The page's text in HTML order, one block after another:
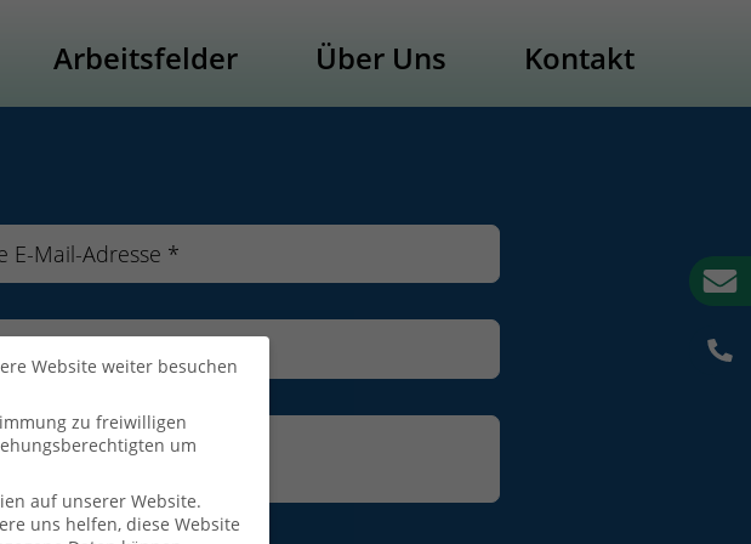
Arbeitsfelder Über Uns Kontakt
Website weiter besuchen
zu freiwilligen
um
auf unserer Website.
uns helfen, diese Website